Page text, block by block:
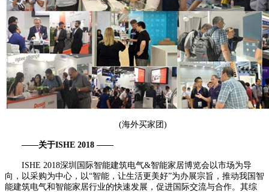
(海外买家团)
——关于ISHE 2018 ——
ISHE 2018深圳国际智能建筑电气&智能家居博览会以市场为导
向，以采购为中心，以“智能，让生活更美好”为办展宗旨，推动我国智
能建筑电气和智能家居行业的快速发展，促进国际交流与合作。其综